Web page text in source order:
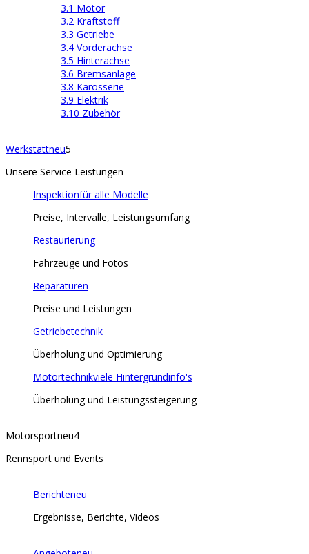
3.1 Motor
3.2 Kraftstoff
3.3 Getriebe
3.4 Vorderachse
3.5 Hinterachse
3.6 Bremsanlage
3.8 Karosserie
3.9 Elektrik
3.10 Zubehör
Werkstattneu5
Unsere Service Leistungen
Inspektionfür alle Modelle
Preise, Intervalle, Leistungsumfang
Restaurierung
Fahrzeuge und Fotos
Reparaturen
Preise und Leistungen
Getriebetechnik
Überholung und Optimierung
Motortechnikviele Hintergrundinfo's
Überholung und Leistungssteigerung
Motorsportneu4
Rennsport und Events
Berichteneu
Ergebnisse, Berichte, Videos